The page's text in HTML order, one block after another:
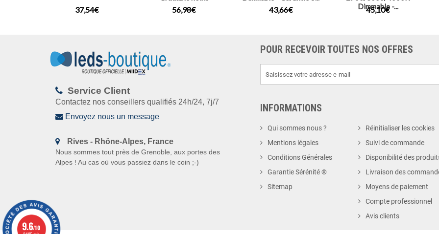
37,54€ 56,98€ 43,66€
Dimmable -...
45,10€
Service Client
Contactez nos conseillers qualifiés 24h/24, 7j/7
Envoyez nous un message
Rives - Rhône-Alpes, France
Nous sommes tout près de Grenoble, aux portes des
Alpes ! Au cas où vous passiez dans le coin ;-)
POUR RECEVOIR TOUTES NOS OFFRES
INFORMATIONS
Qui sommes nous ?
Mentions légales
Conditions Générales
Garantie Sérénité ®
Sitemap
Réinitialiser les cookies
Suivi de commande
Disponibilité des
Livraison des
Moyens de paiement
Compte professionnel
Avis clients
9.6/10